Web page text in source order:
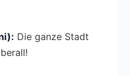
Die ganze Stadt